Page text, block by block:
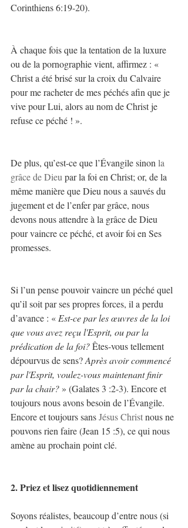
Corinthiens 6:19-20).
À chaque fois que la tentation de la luxure
ou de la pornographie vient, affirmez : «
Christ a été brisé sur la croix du Calvaire
pour me racheter de mes péchés afin que je
vive pour Lui, alors au nom de Christ je
refuse ce péché ! ».
De plus, qu’est-ce que l’Évangile sinon la
grâce de Dieu par la foi en Christ; or, de la
même manière que Dieu nous a sauvés du
jugement et de l’enfer par grâce, nous
devons nous attendre à la grâce de Dieu
pour vaincre ce péché, et avoir foi en Ses
promesses.
Si l’un pense pouvoir vaincre un péché quel
qu’il soit par ses propres forces, il a perdu
d’avance : « Est-ce par les œuvres de la loi
que vous avez reçu l'Esprit, ou par la
prédication de la foi? Êtes-vous tellement
dépourvus de sens? Après avoir commencé
par l'Esprit, voulez-vous maintenant finir
par la chair? » (Galates 3 :2-3). Encore et
toujours nous avons besoin de l’Évangile.
Encore et toujours sans Jésus Christ nous ne
pouvons rien faire (Jean 15 :5), ce qui nous
amène au prochain point clé.
2. Priez et lisez quotidiennement
Soyons réalistes, beaucoup d’entre nous (si